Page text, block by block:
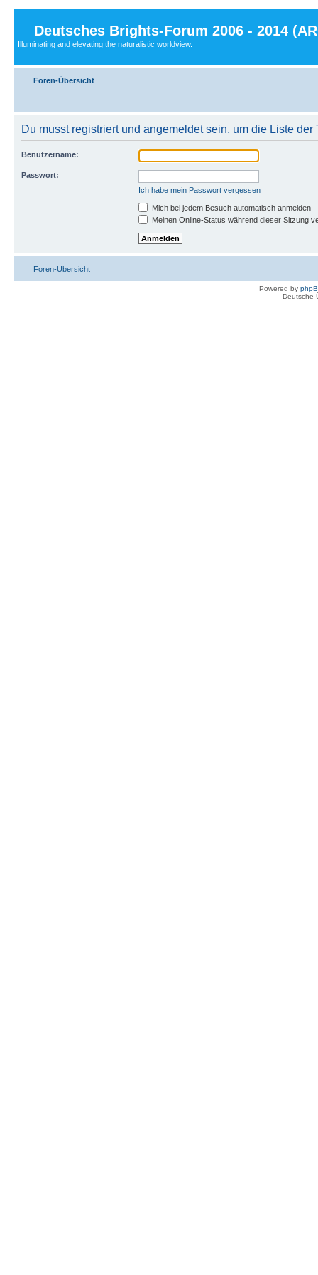
Deutsches Brights-Forum 2006 - 2014
Illuminating and elevating the naturalistic worldview.
Foren-Übersicht
Du musst registriert und angemeldet sein, um die Liste
Benutzername:
Passwort:
Ich habe mein Passwort vergessen
Mich bei jedem Besuch automatisch anmelden
Meinen Online-Status während dieser Sitzung
Foren-Übersicht
Powered by
Deutsche